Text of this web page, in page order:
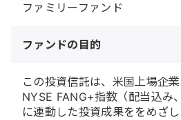
ファミリーファンド
ファンドの目的
この投資信託は、米国上場企業
NYSE FANG+指数（配当込み
に連動した投資成果ををめざし